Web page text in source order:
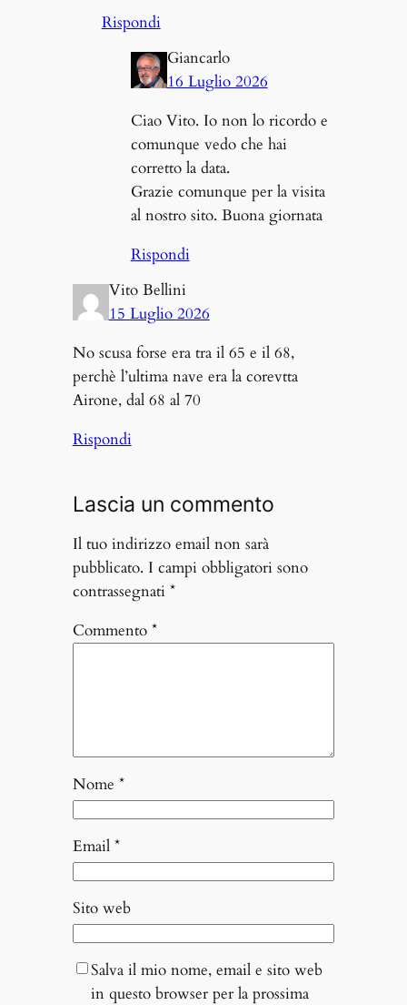
Rispondi
Giancarlo
16 Luglio 2026
Ciao Vito. Io non lo ricordo e
comunque vedo che hai
corretto la data.
Grazie comunque per la visita
al nostro sito. Buona giornata
Rispondi
Vito Bellini
15 Luglio 2026
No scusa forse era tra il 65 e il 68,
perchè l’ultima nave era la corevtta
Airone, dal 68 al 70
Rispondi
Lascia un commento
Il tuo indirizzo email non sarà
pubblicato. I campi obbligatori sono
contrassegnati *
Commento *
Nome *
Email *
Sito web
Salva il mio nome, email e sito web
in questo browser per la prossima